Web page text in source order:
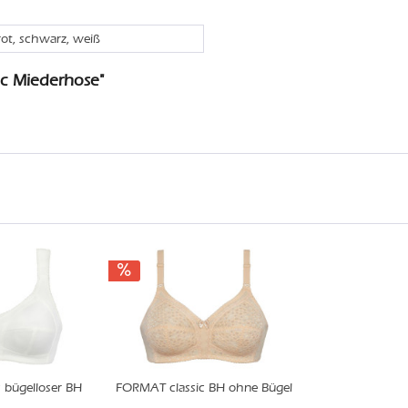
schwarz, weiß
Miederhose"
bügelloser BH FORMAT classic BH ohne Bügel